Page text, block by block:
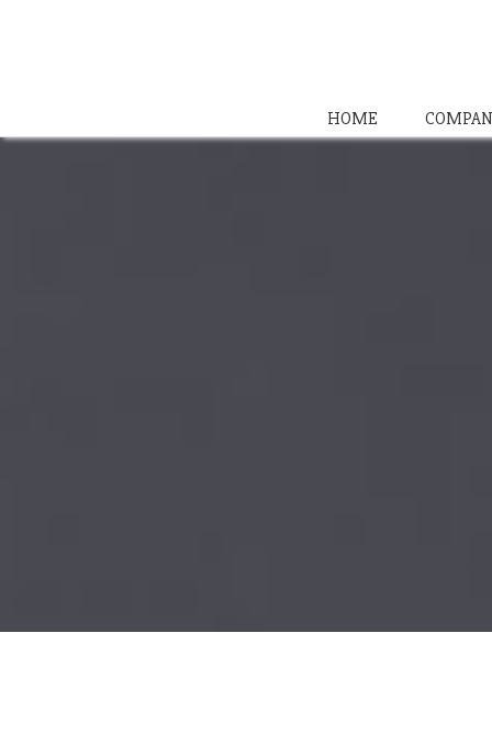
HOME